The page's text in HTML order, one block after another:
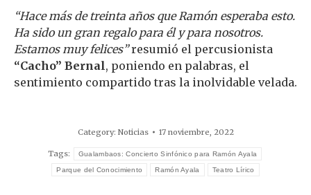
“Hace más de treinta años que Ramón esperaba esto.
Ha sido un gran regalo para él y para nosotros.
Estamos muy felices”resumió el percusionista
“Cacho” Bernal, poniendo en palabras, el
sentimiento compartido tras la inolvidable velada.
Category: Noticias 17 noviembre, 2022
Tags: Gualambaos: Concierto Sinfónico para Ramón Ayala
Parque del Conocimiento Ramón Ayala Teatro Lírico